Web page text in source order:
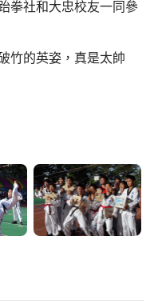
拳社和大忠校友一同參
竹的英姿，真是太帥